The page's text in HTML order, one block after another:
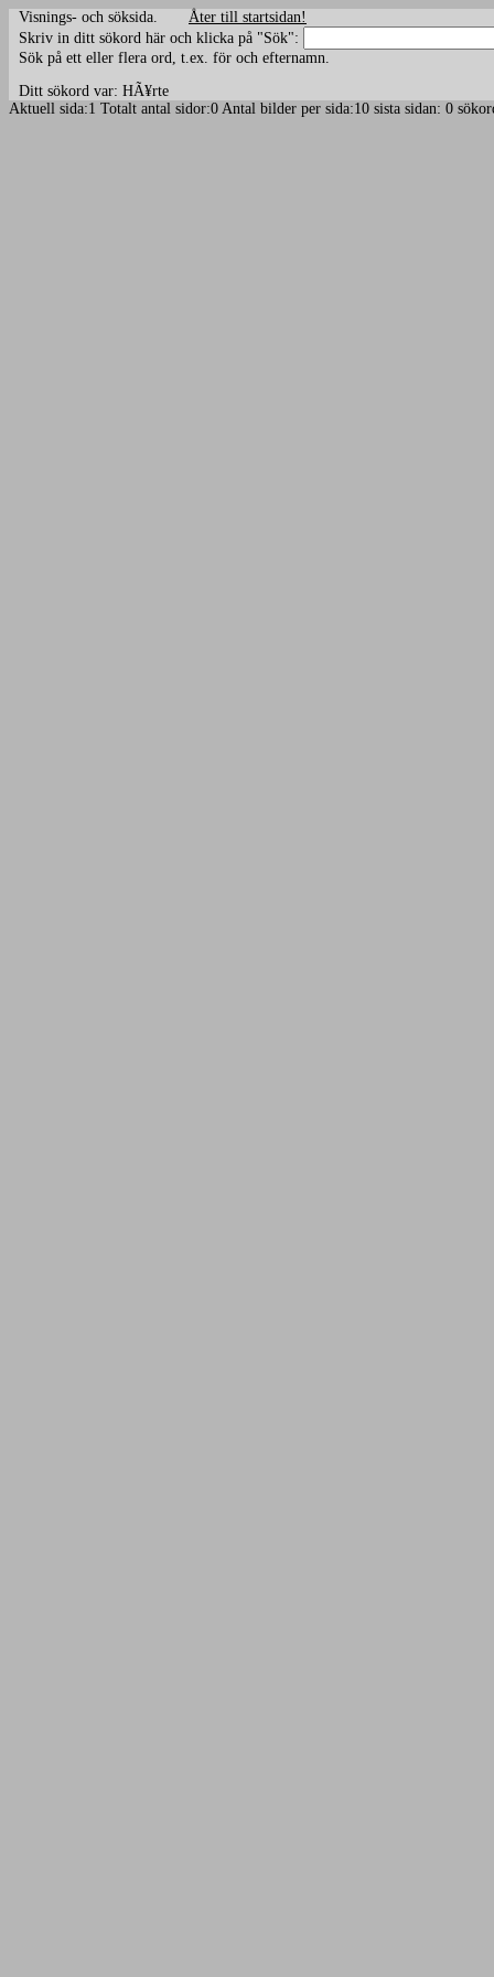
Visnings- och söksida. Åter till startsidan!
Skriv in ditt sökord här och klicka på "Sök":
Sök på ett eller flera ord, t.ex. för och efternamn.
Ditt sökord var: HÃ¥rte
Aktuell sida:1 Totalt antal sidor:0 Antal bilder per sida:10 sista sidan: 0